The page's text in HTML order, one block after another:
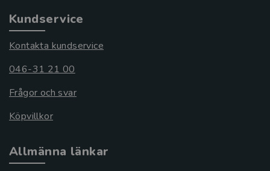
Kundservice
Kontakta kundservice
046-31 21 00
Frågor och svar
Köpvillkor
Allmänna länkar